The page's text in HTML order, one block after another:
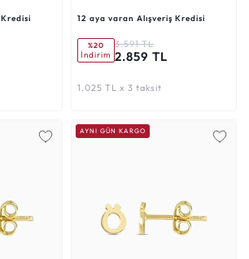
12 aya varan Alışveriş Kredisi
%20
İndirim
3.591 TL
2.859 TL
1.025 TL x 3 taksit
AYNI GÜN KARGO